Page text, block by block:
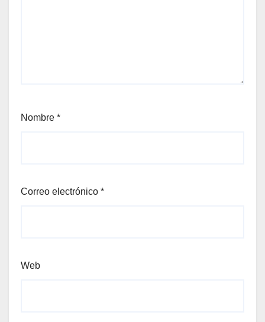
Nombre *
Correo electrónico *
Web